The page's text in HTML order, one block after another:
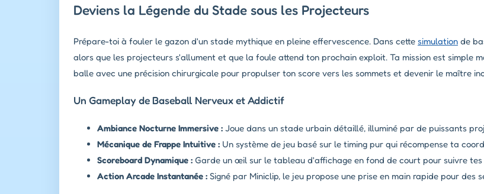
Deviens la Légende du Stade sous les Projecteurs
Prépare-toi à fouler le gazon d'un stade mythique en pleine effervescence. Dans cette simulation de
alors que les projecteurs s'allument et que la foule attend ton prochain exploit. Ta mission est simple
balle avec une précision chirurgicale pour propulser ton score vers les sommets et devenir le maître
Un Gameplay de Baseball Nerveux et Addictif
Ambiance Nocturne Immersive : Joue dans un stade urbain détaillé, illuminé par de puissants
Mécanique de Frappe Intuitive : Un système de jeu basé sur le timing pur qui récompense ta
Scoreboard Dynamique : Garde un œil sur le tableau d'affichage en fond de court pour suivre
Action Arcade Instantanée : Signé par Miniclip, le jeu propose une prise en main rapide pour des